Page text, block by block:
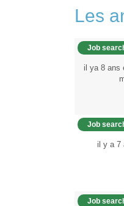
Les
Job
il ya 8 ans
Job
il y a 7
Job